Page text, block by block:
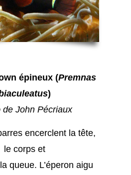
épineux (Premnas
)
de John Pécriaux
encerclent la tête,
le corps et
queue. L’éperon aigu